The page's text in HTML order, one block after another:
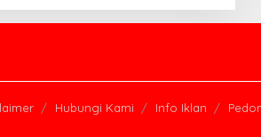
Hubungi Kami Info Iklan